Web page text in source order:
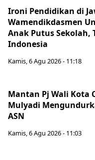
Ironi Pendidikan di
Wamendikdasmen
Anak Putus Sekolah,
Indonesia
Kamis, 6 Agu 2026 - 11:18
Mantan Pj Wali Kota
Mulyadi
ASN
Kamis, 6 Agu 2026 - 11:03